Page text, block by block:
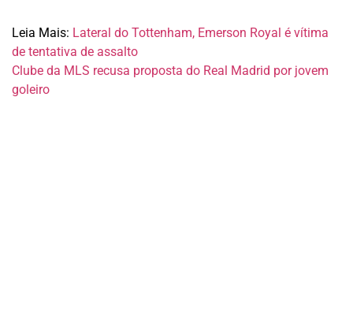
Leia Mais: Lateral do Tottenham, Emerson Royal é vítima
de tentativa de assalto
Clube da MLS recusa proposta do Real Madrid por jovem
goleiro